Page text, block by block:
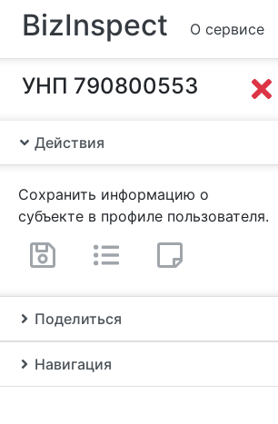
BizInspect О сервисе
УНП 790800553
Действия
Сохранить информацию о
субъекте в профиле пользователя.
Поделиться
Навигация